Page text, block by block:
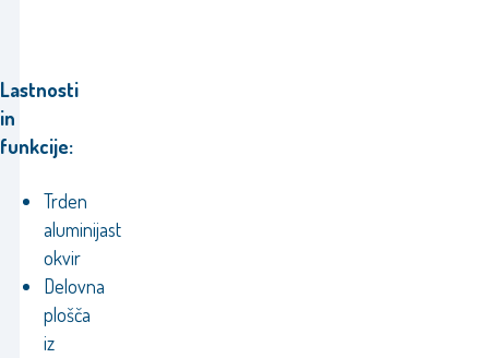
Lastnosti
in
funkcije:
Trden
aluminijast
okvir
Delovna
plošča
iz